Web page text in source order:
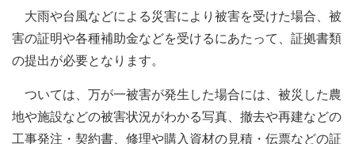
大雨や台風などによる災害により被害を受けた場合、被
害の証明や各種補助金などを受けるにあたって、証拠書類
の提出が必要となります。
ついては、万が一被害が発生した場合には、被災した農
地や施設などの被害状況がわかる写真、撤去や再建などの
工事発注・契約書、修理や購入資材の見積・伝票などの証